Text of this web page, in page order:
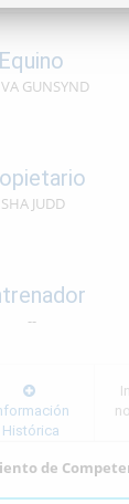
Equino
GUNSYND
JUDD
--
Histórica
de